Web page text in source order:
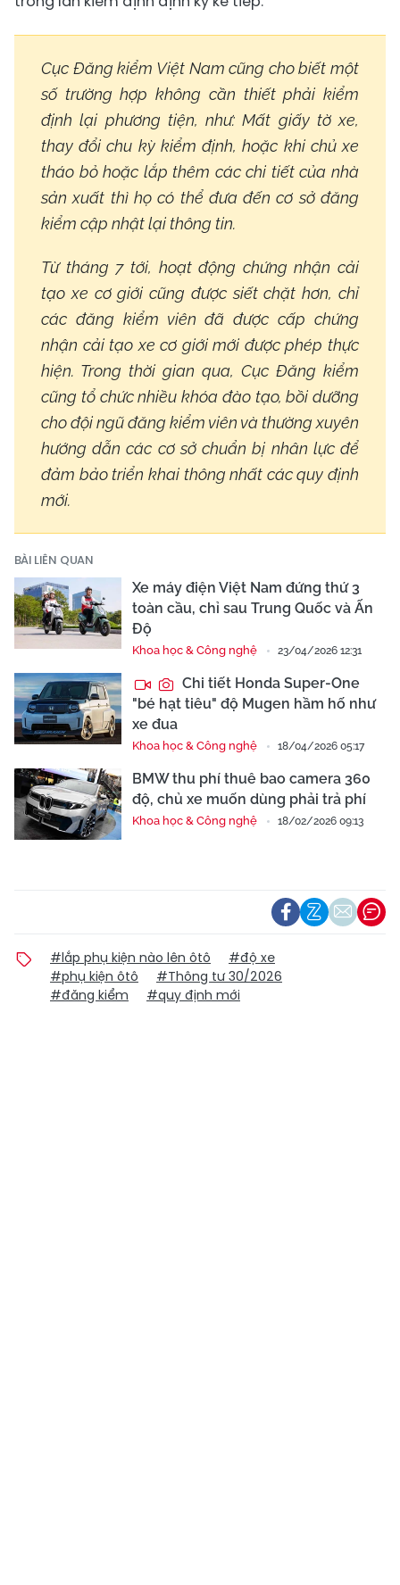
Cục Đăng kiểm Việt Nam cũng cho biết một
số trường hợp không cần thiết phải kiểm
định lại phương tiện, như: Mất giấy tờ xe,
thay đổi chu kỳ kiểm định, hoặc khi chủ xe
tháo bỏ hoặc lắp thêm các chi tiết của nhà
sản xuất thì họ có thể đưa đến cơ sở đăng
kiểm cập nhật lại thông tin.
Từ tháng 7 tới, hoạt động chứng nhận cải
tạo xe cơ giới cũng được siết chặt hơn, chỉ
các đăng kiểm viên đã được cấp chứng
nhận cải tạo xe cơ giới mới được phép thực
hiện. Trong thời gian qua, Cục Đăng kiểm
cũng tổ chức nhiều khóa đào tạo, bồi dưỡng
cho đội ngũ đăng kiểm viên và thường xuyên
hướng dẫn các cơ sở chuẩn bị nhân lực để
đảm bảo triển khai thông nhất các quy định
mới.
BÀI LIÊN QUAN
Xe máy điện Việt Nam đứng thứ 3
toàn cầu, chỉ sau Trung Quốc và Ấn
Độ
Khoa học & Công nghệ 23/04/2026 12:31
Chi tiết Honda Super-One
"bé hạt tiêu" độ Mugen hầm hố như
xe đua
Khoa học & Công nghệ 18/04/2026 05:17
BMW thu phí thuê bao camera 360
độ, chủ xe muốn dùng phải trả phí
Khoa học & Công nghệ 18/02/2026 09:13
#lắp phụ kiện nào lên ôtô
#độ xe
#phụ kiện ôtô
#Thông tư 30/2026
#đăng kiểm
#quy định mới